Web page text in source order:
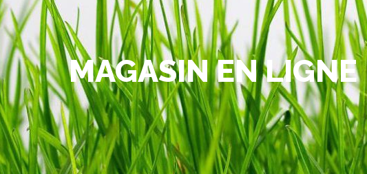
MAGASIN EN LIGNE